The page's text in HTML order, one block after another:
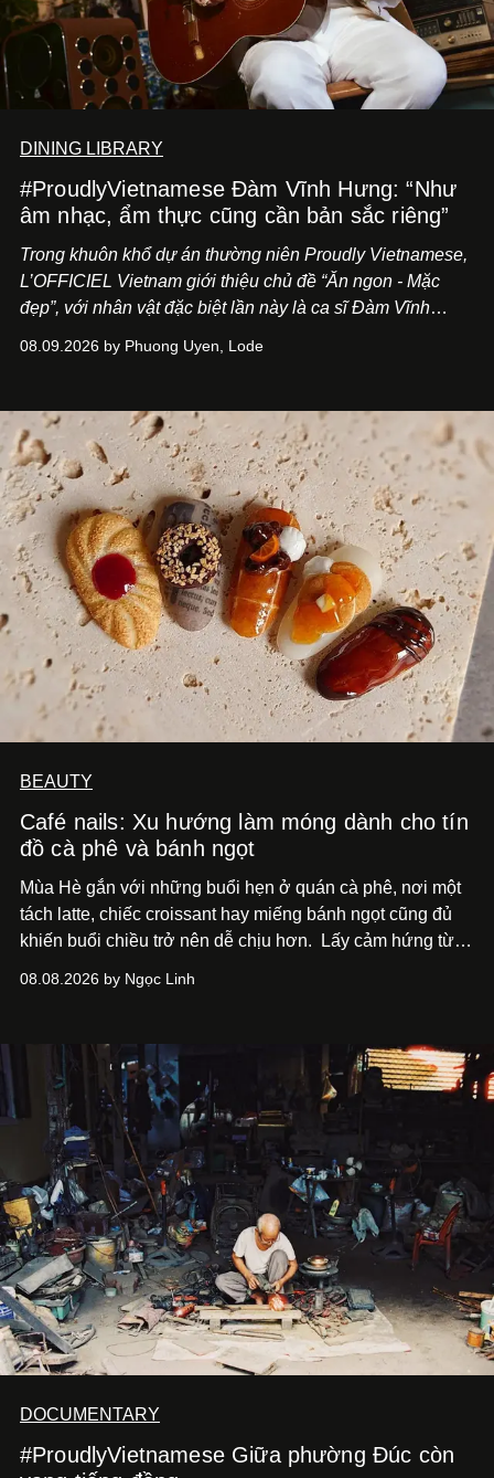
DINING LIBRARY
#ProudlyVietnamese Đàm Vĩnh Hưng: “Như
âm nhạc, ẩm thực cũng cần bản sắc riêng”
Trong khuôn khổ dự án thường niên Proudly Vietnamese,
L’OFFICIEL Vietnam giới thiệu chủ đề “Ăn ngon - Mặc
đẹp”, với nhân vật đặc biệt lần này là ca sĩ Đàm Vĩnh
Cà Phê Cà Pháo mang dấu ấn Indochine hoài niệm, thu
08.09.2026 by Phuong Uyen, Lode
BEAUTY
Café nails: Xu hướng làm móng dành cho tín
đồ cà phê và bánh ngọt
Mùa Hè gắn với những buổi hẹn ở quán cà phê, nơi một
tách latte, chiếc croissant hay miếng bánh ngọt cũng đủ
khiến buổi chiều trở nên dễ chịu hơn.
Lấy cảm hứng từ
sử dụng bảng màu nâu sữa, kem, trắng ngà cùng những
quán cà phê. Dưới đây là những mẫu nail được yêu thích
nhất của xu hướng này.
08.08.2026 by Ngọc Linh
DOCUMENTARY
#ProudlyVietnamese Giữa phường Đúc còn